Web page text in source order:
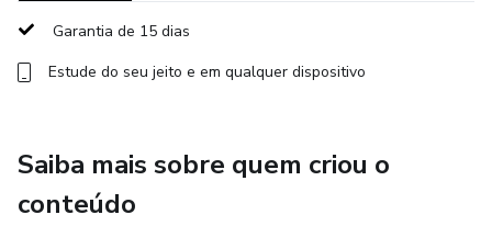
Garantia de 15 dias
Estude do seu jeito e em qualquer dispositivo
Saiba mais sobre quem criou o
conteúdo